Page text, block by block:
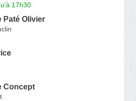
17h30
Paté Olivier
Concept